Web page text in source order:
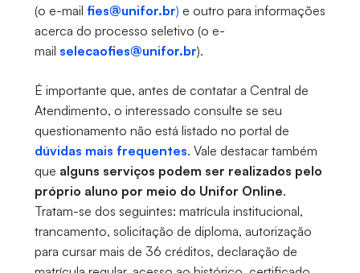
(o e-mail fies@unifor.br) e outro para informações
acerca do processo seletivo (o e-
mail selecaofies@unifor.br).
É importante que, antes de contatar a Central de
Atendimento, o interessado consulte se seu
questionamento não está listado no portal de
dúvidas mais frequentes. Vale destacar também
que alguns serviços podem ser realizados pelo
próprio aluno por meio do Unifor Online.
Tratam-se dos seguintes: matrícula institucional,
trancamento, solicitação de diploma, autorização
para cursar mais de 36 créditos, declaração de